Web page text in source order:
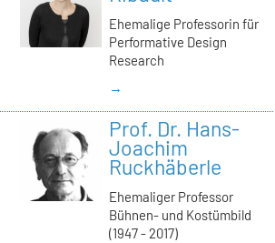
Ehemalige Professorin für
Performative Design
Research
→
Prof. Dr. Hans-
Joachim
Ruckhäberle
Ehemaliger Professor
Bühnen- und Kostümbild
(1947 - 2017)